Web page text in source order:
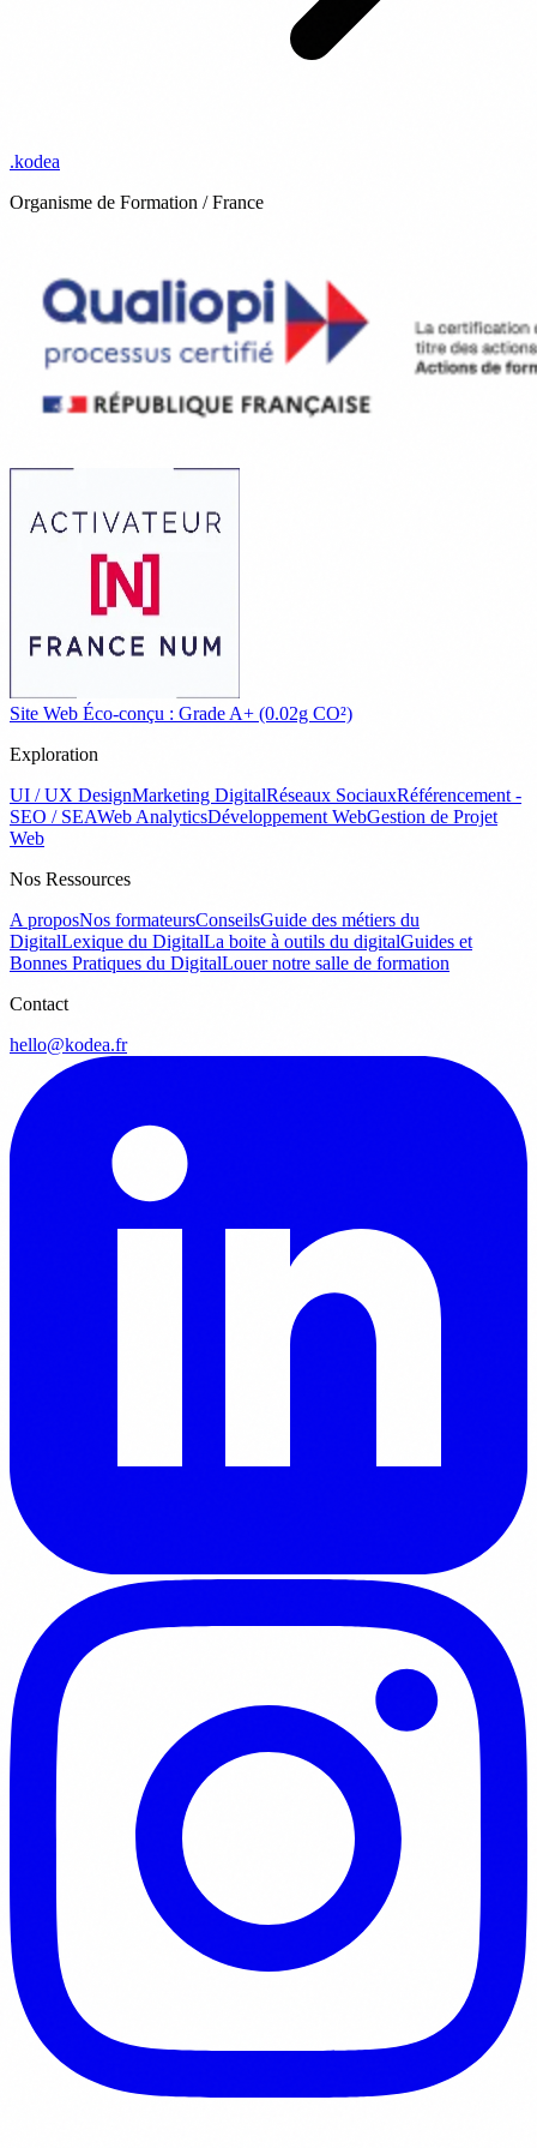
.kodea
Organisme de Formation / France
Site Web Éco-conçu : Grade A+ (0.02g CO²)
Exploration
UI / UX DesignMarketing DigitalRéseaux SociauxRéférencement -
SEO / SEAWeb AnalyticsDéveloppement WebGestion de Projet
Web
Nos Ressources
A proposNos formateursConseilsGuide des métiers du
DigitalLexique du DigitalLa boite à outils du digitalGuides et
Bonnes Pratiques du DigitalLouer notre salle de formation
Contact
hello@kodea.fr